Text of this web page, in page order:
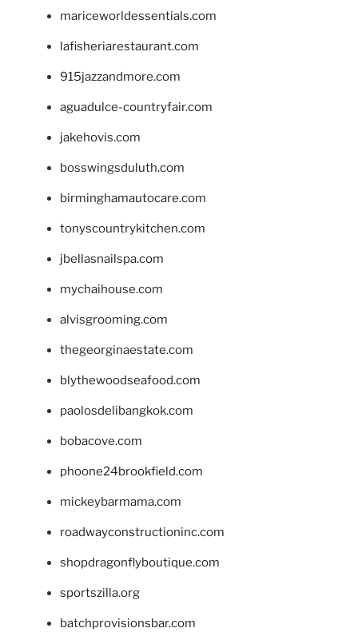
mariceworldessentials.com
lafisheriarestaurant.com
915jazzandmore.com
aguadulce-countryfair.com
jakehovis.com
bosswingsduluth.com
birminghamautocare.com
tonyscountrykitchen.com
jbellasnailspa.com
mychaihouse.com
alvisgrooming.com
thegeorginaestate.com
blythewoodseafood.com
paolosdelibangkok.com
bobacove.com
phoone24brookfield.com
mickeybarmama.com
roadwayconstructioninc.com
shopdragonflyboutique.com
sportszilla.org
batchprovisionsbar.com